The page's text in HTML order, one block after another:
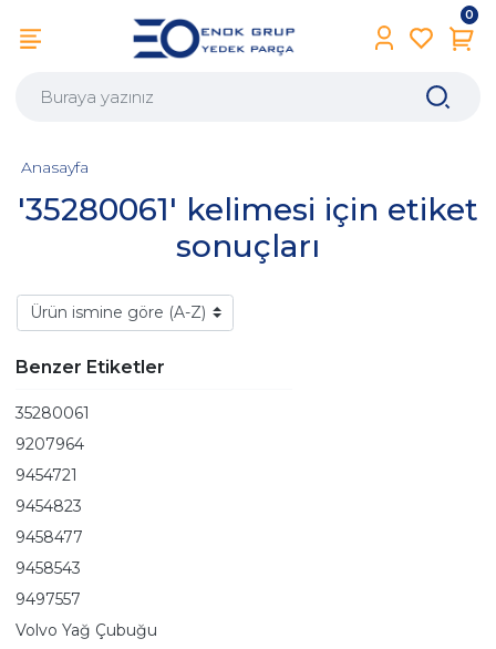
0
'35280061' kelimesi için etiket
sonuçları
Anasayfa
Benzer Etiketler
35280061
9207964
9454721
9454823
9458477
9458543
9497557
Volvo Yağ Çubuğu